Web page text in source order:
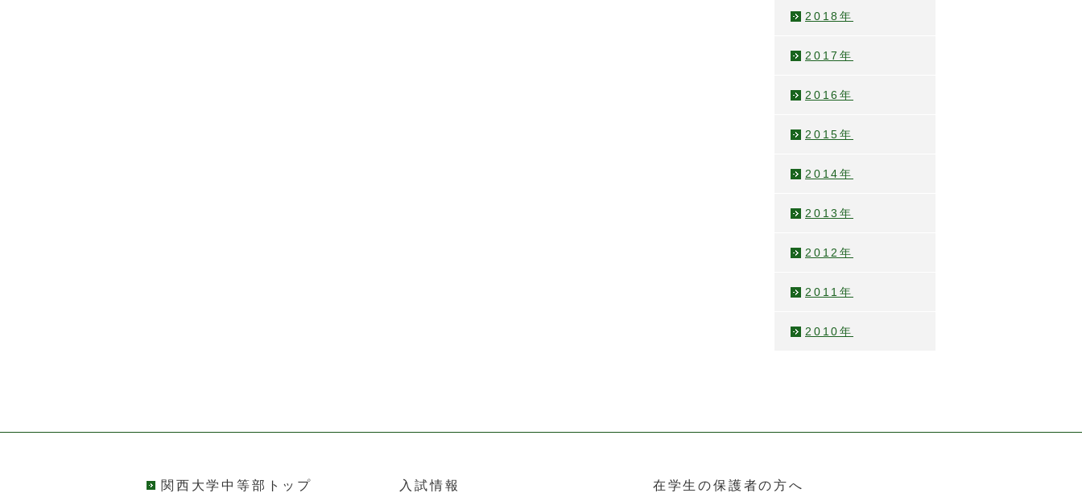
2018年
2017年
2016年
2015年
2014年
2013年
2012年
2011年
2010年
関西大学中等部トップ 入試情報 在学生の保護者の方へ